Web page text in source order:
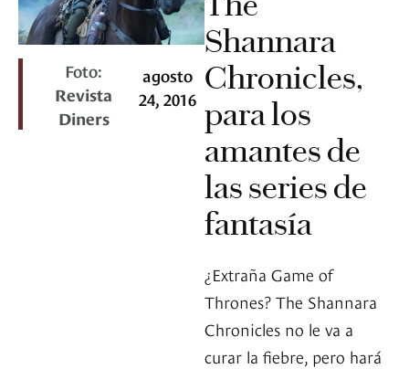
Foto:
Revista
Diners
agosto
24, 2016
Shannara
Chronicles,
para los
amantes de
las series de
fantasía
¿Extraña Game of
Thrones? The Shannara
Chronicles no le va a
curar la fiebre, pero hará